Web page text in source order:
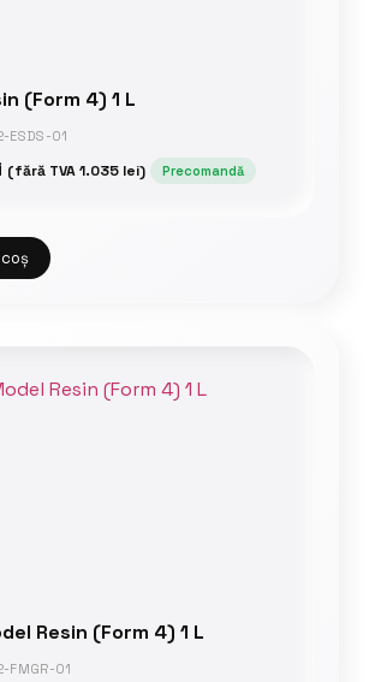
(Form 4) 1 L
ESDS-01
(fără TVA1.035 lei) Precomandă
Resin (Form 4) 1 L
FMGR-01